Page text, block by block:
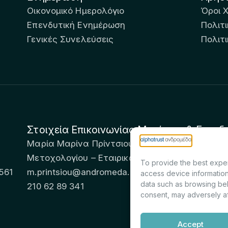
To provide the best
access device
data such as browsing
consent, may adversely
Accept
Οικονομικό Ημερολόγιο
Επενδυτική Ενημέρωση
Γενικές Συνελεύσεις
Όροι
Στοιχεία Επικοινωνίας Μετόχων &
Μαρία Μαρίνα Πρίντσιου – Corporate
Μετοχολογίου – Εταιρικών Ανακοινώσεων
m.printsiou@andromeda.eu
210 62 89 341